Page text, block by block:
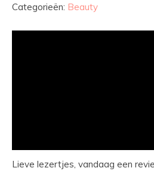
Categorieën: Beauty
Lieve lezertjes, vandaag een